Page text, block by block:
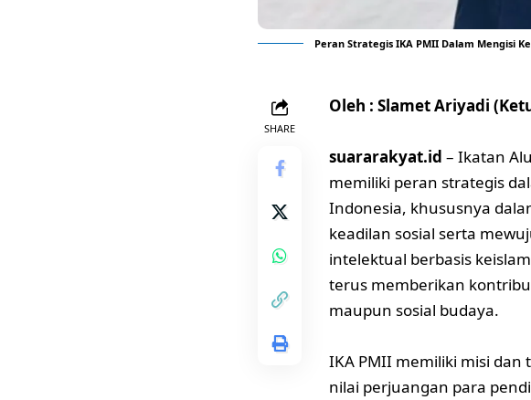
Peran Strategis IKA PMII Dalam Mengisi
SHARE
Oleh : Slamet Ariyadi
suararakyat.id – Ikatan
memiliki peran strategis
Indonesia, khususnya
keadilan sosial serta
intelektual berbasis
terus memberikan
maupun sosial budaya.
IKA PMII memiliki misi
nilai perjuangan para